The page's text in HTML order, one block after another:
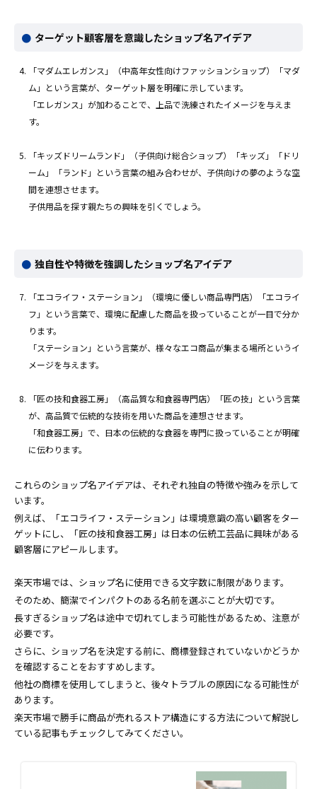
ターゲット顧客層を意識したショップ名アイデア
「マダムエレガンス」（中高年女性向けファッションショップ）「マダ
ム」という言葉が、ターゲット層を明確に示しています。
「エレガンス」が加わることで、上品で洗練されたイメージを与えま
す。
「キッズドリームランド」（子供向け総合ショップ）「キッズ」「ドリ
ーム」「ランド」という言葉の組み合わせが、子供向けの夢のような空
間を連想させます。
子供用品を探す親たちの興味を引くでしょう。
独自性や特徴を強調したショップ名アイデア
「エコライフ・ステーション」（環境に優しい商品専門店）「エコライ
フ」という言葉で、環境に配慮した商品を扱っていることが一目で分か
ります。
「ステーション」という言葉が、様々なエコ商品が集まる場所というイ
メージを与えます。
「匠の技和食器工房」（高品質な和食器専門店）「匠の技」という言葉
が、高品質で伝統的な技術を用いた商品を連想させます。
「和食器工房」で、日本の伝統的な食器を専門に扱っていることが明確
に伝わります。
これらのショップ名アイデアは、それぞれ独自の特徴や強みを示して
います。
例えば、「エコライフ・ステーション」は環境意識の高い顧客をター
ゲットにし、「匠の技和食器工房」は日本の伝統工芸品に興味がある
顧客層にアピールします。
楽天市場では、ショップ名に使用できる文字数に制限があります。
そのため、簡潔でインパクトのある名前を選ぶことが大切です。
長すぎるショップ名は途中で切れてしまう可能性があるため、注意が
必要です。
さらに、ショップ名を決定する前に、商標登録されていないかどうか
を確認することをおすすめします。
他社の商標を使用してしまうと、後々トラブルの原因になる可能性が
あります。
楽天市場で勝手に商品が売れるストア構造にする方法について解説し
ている記事もチェックしてみてください。